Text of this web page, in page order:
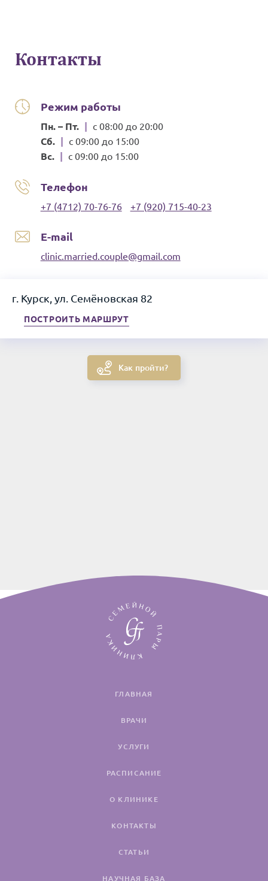
Контакты
Режим работы
Пн. – Пт. | с 08:00 до 20:00
Сб. | с 09:00 до 15:00
Вс. | с 09:00 до 15:00
Телефон
+7 (4712) 70-76-76 +7 (920) 715-40-23
E-mail
clinic.married.couple@gmail.com
Как пройти?
г. Курск, ул. Семёновская 82
ПОСТРОИТЬ МАРШРУТ
ГЛАВНАЯ
ВРАЧИ
УСЛУГИ
РАСПИСАНИЕ
О КЛИНИКЕ
КОНТАКТЫ
СТАТЬИ
НАУЧНАЯ БАЗА